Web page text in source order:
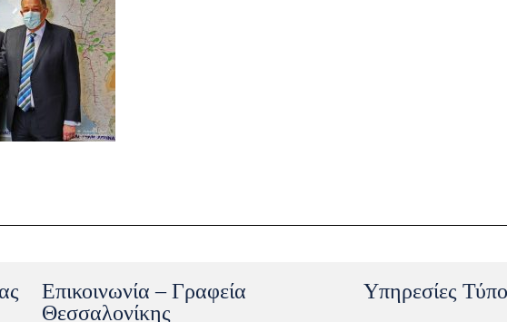
Επικοινωνία – Γραφεία
Θεσσαλονίκης
Υπηρεσίες